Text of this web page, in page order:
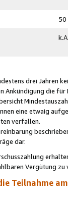
50
drei Jahren
Ankündigung die
eine etwaig
verfallen.
dar.
Vergütung zu
Teilnahme